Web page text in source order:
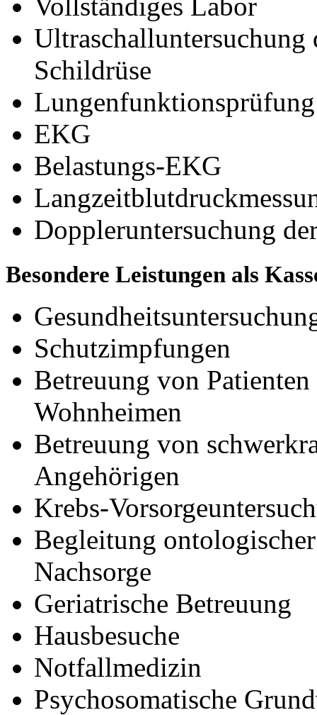
Ultraschalluntersuchung
Schildrüse
Lungenfunktionsprüfung
EKG
Belastungs-EKG
Doppleruntersuchung
Besondere Leistungen als
Schutzimpfungen
Betreuung von
Wohnheimen
Betreuung von
Angehörigen
Krebs-
Begleitung
Nachsorge
Geriatrische Betreuung
Hausbesuche
Notfallmedizin
Psychosomatische